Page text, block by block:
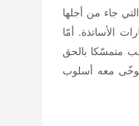
جاء من أجلها
الأساتذة. أمّا
متمسّكا بالحق
يتوخّى معه أسلوب